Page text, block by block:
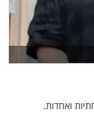
ואחדות.